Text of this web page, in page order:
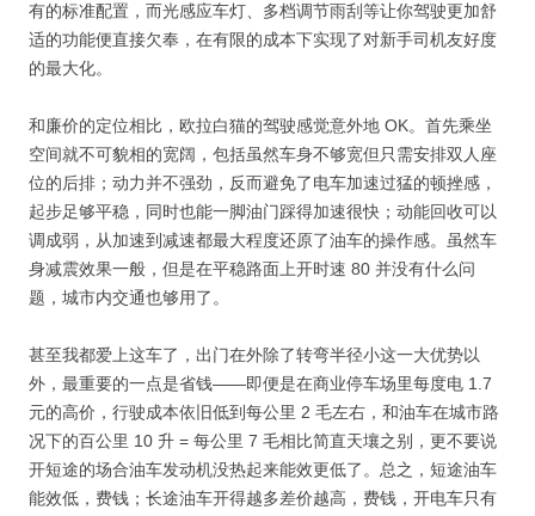
有的标准配置，而光感应车灯、多档调节雨刮等让你驾驶更加舒
适的功能便直接欠奉，在有限的成本下实现了对新手司机友好度
的最大化。
和廉价的定位相比，欧拉白猫的驾驶感觉意外地 OK。首先乘坐
空间就不可貌相的宽阔，包括虽然车身不够宽但只需安排双人座
位的后排；动力并不强劲，反而避免了电车加速过猛的顿挫感，
起步足够平稳，同时也能一脚油门踩得加速很快；动能回收可以
调成弱，从加速到减速都最大程度还原了油车的操作感。虽然车
身减震效果一般，但是在平稳路面上开时速 80 并没有什么问
题，城市内交通也够用了。
甚至我都爱上这车了，出门在外除了转弯半径小这一大优势以
外，最重要的一点是省钱——即便是在商业停车场里每度电 1.7
元的高价，行驶成本依旧低到每公里 2 毛左右，和油车在城市路
况下的百公里 10 升 = 每公里 7 毛相比简直天壤之别，更不要说
开短途的场合油车发动机没热起来能效更低了。总之，短途油车
能效低，费钱；长途油车开得越多差价越高，费钱，开电车只有